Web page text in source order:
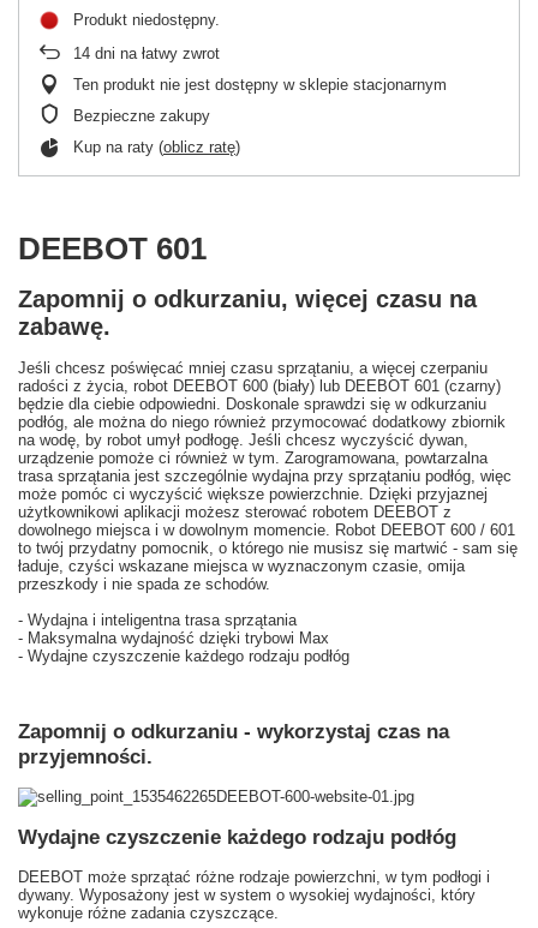
Produkt niedostępny
14 dni na łatwy zwrot
Ten produkt nie jest dostępny w sklepie stacjonarnym
Bezpieczne zakupy
Kup na raty (oblicz ratę)
DEEBOT 601
Zapomnij o odkurzaniu, więcej czasu na
zabawę.
Jeśli chcesz poświęcać mniej czasu sprzątaniu, a więcej czerpaniu
radości z życia, robot DEEBOT 600 (biały) lub DEEBOT 601 (czarny)
będzie dla ciebie odpowiedni. Doskonale sprawdzi się w odkurzaniu
podłóg, ale można do niego również przymocować dodatkowy zbiornik
na wodę, by robot umył podłogę. Jeśli chcesz wyczyścić dywan,
urządzenie pomoże ci również w tym. Zarogramowana, powtarzalna
trasa sprzątania jest szczególnie wydajna przy sprzątaniu podłóg, więc
może pomóc ci wyczyścić większe powierzchnie. Dzięki przyjaznej
użytkownikowi aplikacji możesz sterować robotem DEEBOT z
dowolnego miejsca i w dowolnym momencie. Robot DEEBOT 600 / 601
to twój przydatny pomocnik, o którego nie musisz się martwić - sam się
ładuje, czyści wskazane miejsca w wyznaczonym czasie, omija
przeszkody i nie spada ze schodów.
- Wydajna i inteligentna trasa sprzątania
- Maksymalna wydajność dzięki trybowi Max
- Wydajne czyszczenie każdego rodzaju podłóg
Zapomnij o odkurzaniu - wykorzystaj czas na
przyjemności.
Wydajne czyszczenie każdego rodzaju podłóg
DEEBOT może sprzątać różne rodzaje powierzchni, w tym podłogi i
dywany. Wyposażony jest w system o wysokiej wydajności, który
wykonuje różne zadania czyszczące.